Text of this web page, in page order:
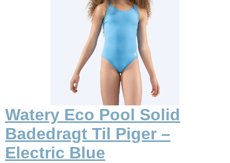
Watery Eco Pool Solid
Badedragt Til Piger –
Electric Blue